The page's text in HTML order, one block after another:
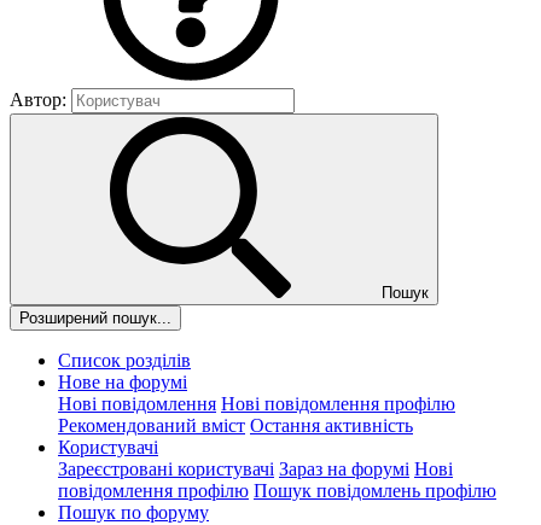
Автор:
Пошук
Розширений пошук...
Список розділів
Нове на форумі
Нові повідомлення Нові повідомлення профілю
Рекомендований вміст Остання активність
Користувачі
Зареєстровані користувачі Зараз на форумі Нові
повідомлення профілю Пошук повідомлень профілю
Пошук по форуму